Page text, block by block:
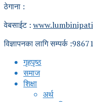
ठेगाना :
वेबसाईट :
विज्ञापनका लागि सम्पर्क
गृहपृष्ठ
समाज
शिक्षा
अर्थ